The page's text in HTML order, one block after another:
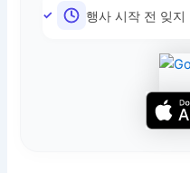
행사 시작 전 잊지